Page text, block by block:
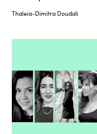
Thaleia-Dimitra Doudali